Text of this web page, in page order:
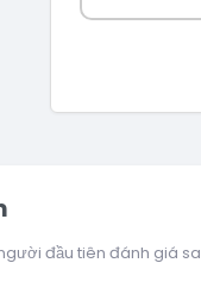
đầu tiên đánh giá